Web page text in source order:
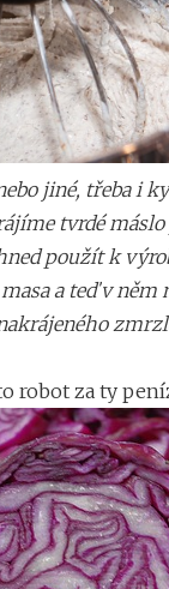
jiné, třeba i
tvrdé
použít k
a teď v
robot za ty